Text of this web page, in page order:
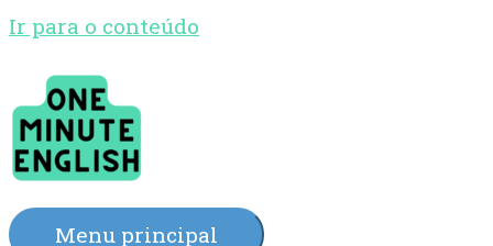
Ir para o conteúdo
Menu principal